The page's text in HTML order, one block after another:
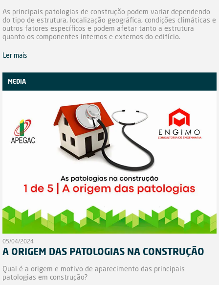
As principais patologias de construção podem variar dependendo
do tipo de estrutura, localização geográfica, condições climáticas e
outros fatores específicos e podem afetar tanto a estrutura
quanto os componentes internos e externos do edifício.
Ler mais
MEDIA
05/04/2024
A ORIGEM DAS PATOLOGIAS NA CONSTRUÇÃO
Qual é a origem e motivo de aparecimento das principais
patologias em construção?